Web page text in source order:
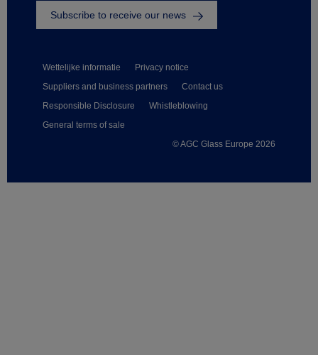
© AGC Glass Europe 2026
Wettelijke informatie
Privacy notice
Suppliers and business partners
Contact us
Responsible Disclosure
Whistleblowing
General terms of sale
Subscribe to receive our news